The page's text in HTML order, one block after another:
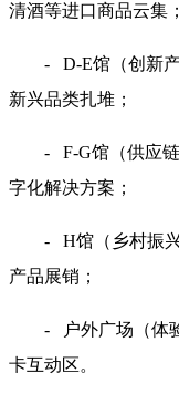
清酒等进口商品云集
- D-E馆（创新
新兴品类扎堆；
- F-G馆（供应
字化解决方案；
- H馆（乡村振
产品展销；
- 户外广场（体
卡互动区。